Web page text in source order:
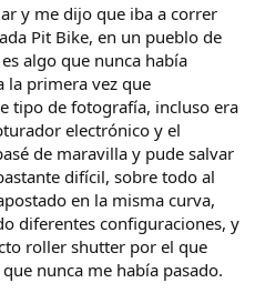
y me dijo que iba a correr
Pit Bike, en un pueblo de
algo que nunca había
la primera vez que
tipo de fotografía, incluso era
electrónico y el
de maravilla y pude salvar
difícil, sobre todo al
en la misma curva,
diferentes configuraciones, y
roller shutter por el que
nunca me había pasado.